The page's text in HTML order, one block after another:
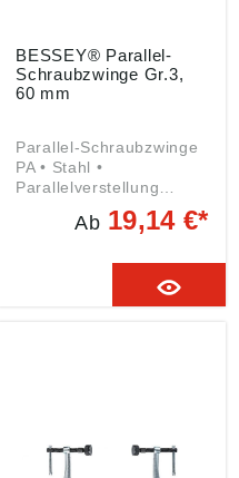
Bissingen, DE, tool-
info@bessey.de
BESSEY® Parallel-
Schraubzwinge Gr.3,
60 mm
Parallel-Schraubzwinge
PA • Stahl •
Parallelverstellung
Gewindespindeln
Produktsicherheitsveror
dnung ((EU) 2023/998):
BESSEY Tool GmbH &
Ab 19,14 €*